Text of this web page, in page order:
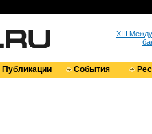
XIII
Публикации События